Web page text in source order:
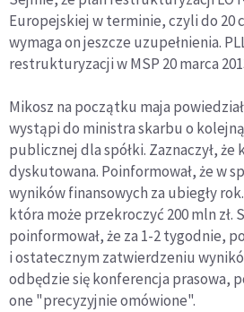
Europejskiej w terminie, czyli do 20
wymaga on jeszcze uzupełnienia.
restrukturyzacji w MSP 20 marca
Mikosz na początku maja
wystąpi do ministra skarbu o
publicznej dla spółki. Zaznaczył, że
dyskutowana. Poinformował, że w
wyników finansowych za ubiegły
która może przekroczyć 200 mln zł.
poinformował, że za 1-2 tygodnie,
i ostatecznym zatwierdzeniu
odbędzie się konferencja prasowa,
one "precyzyjnie omówione".